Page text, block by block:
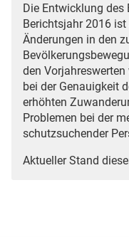
Die Entwicklung des
Berichtsjahr 2016
Änderungen in den
den
bei der Genauigkeit
erhöhten
Problemen bei der
schutzsuchender
Aktueller Stand